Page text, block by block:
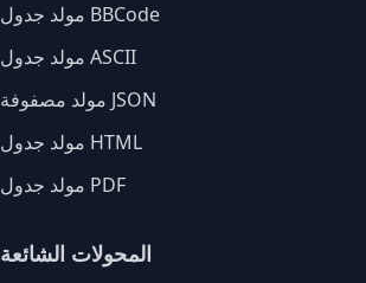
مولد جدول BBCode
مولد جدول ASCII
مولد مصفوفة JSON
مولد جدول HTML
مولد جدول PDF
المحولات الشائعة